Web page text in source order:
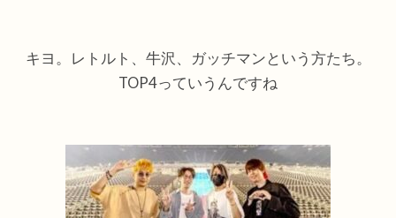
キヨ。レトルト、牛沢、ガッチマンという方たち。
TOP4っていうんですね